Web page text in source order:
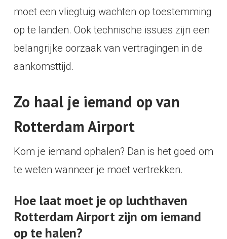
moet een vliegtuig wachten op toestemming
op te landen. Ook technische issues zijn een
belangrijke oorzaak van vertragingen in de
aankomsttijd.
Zo haal je iemand op van
Rotterdam Airport
Kom je iemand ophalen? Dan is het goed om
te weten wanneer je moet vertrekken.
Hoe laat moet je op luchthaven
Rotterdam Airport zijn om iemand
op te halen?